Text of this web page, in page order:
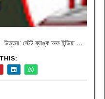
উত্তর: স্টেট ব্যাঙ্ক অফ ইন্ডিয়া ...